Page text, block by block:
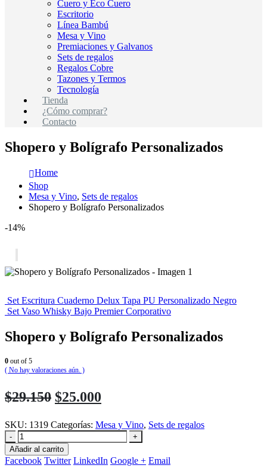
Cuero y Eco Cuero
Escritorio
Línea Bambú
Mesa y Vino
Premiaciones y Galvanos
Sets de regalos
Regalos Cobre
Tazones y Termos
Tecnología
Tienda
¿Cómo comprar?
Contacto
Shopero y Bolígrafo Personalizados
Home
Shop
Mesa y Vino, Sets de regalos
Shopero y Bolígrafo Personalizados
-14%
Set Escritura Cuaderno Delux Tapa PU Personalizado Negro
Set Vaso Whisky Bajo Premier Corporativo
Shopero y Bolígrafo Personalizados
0 out of 5
( No hay valoraciones aún. )
$29.150 El
original
era:
$29.150.
$25.000
actual
es:
$25.000.
SKU: 1319 Categorías: Mesa y Vino, Sets de regalos
-
+
Añadir al carrito
Facebook Twitter LinkedIn Google + Email